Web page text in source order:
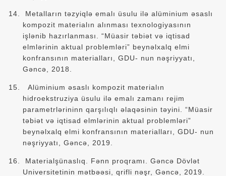
Metalların təzyiqlə emalı üsulu ilə alüminium əsaslı
kompozit materialın alınması texnologiyasının
işlənib hazırlanması. “Müasir təbiət və iqtisad
elmlərinin aktual problemləri” beynəlxalq elmi
konfransının materialları, GDU- nun nəşriyyatı,
Gəncə, 2018.
Alüminium əsaslı kompozit materialın
hidroekstruziya üsulu ilə emalı zamanı rejim
parametrlərininn qarşılıqlı əlaqəsinin təyini. “Müasir
təbiət və iqtisad elmlərinin aktual problemləri”
beynəlxalq elmi konfransının materialları, GDU- nun
nəşriyyatı, Gəncə, 2019.
Materialşünaslıq. Fənn proqramı. Gəncə Dövlət
Universitetinin mətbəəsi, qrifli nəşr, Gəncə, 2019.